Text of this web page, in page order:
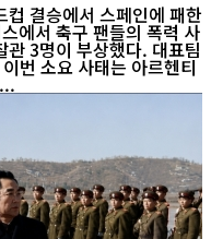
결승에서 스페인에 패한
에서 축구 팬들의 폭력 사
3명이 부상했다. 대표팀
번 소요 사태는 아르헨티
안겼다. 신...